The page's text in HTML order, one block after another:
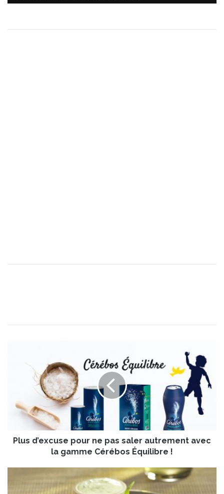
Plus d’excuse pour ne pas saler autrement avec
la gamme Cérébos Équilibre !